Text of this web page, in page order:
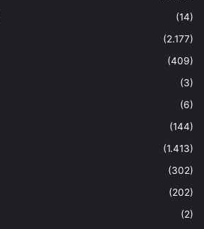
(14)
(2.177)
(409)
(3)
(6)
(144)
(1.413)
(302)
(202)
(2)